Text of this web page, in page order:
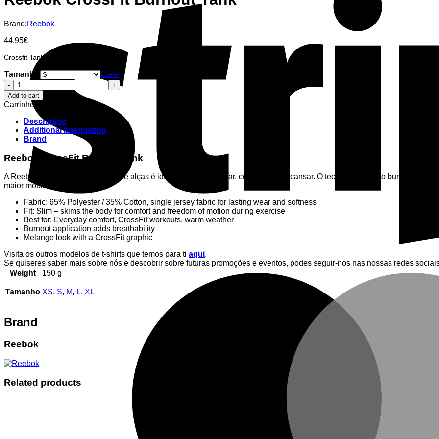
Brand:Reebok
44.95€
Crossfit Tank with a soft Burnout
Tamanho
Clear
Reebok
CrossFit
Burnout
Tank
quantity
Add to cart
Carrinho
Description
Additional information
Brand
Reebok CrossFit Burnout Tank
A Reebok CrossFit Burnout Tank de alças é ideal tanto para treinar, como para descansar. O tecido, com efeito burnout
maior mobilidade nos braços.
Fabric: 65% Polyester / 35% Cotton, single jersey fabric for lasting wear and softness
Fit: Slim – skims the body for comfort and freedom of motion during exercise
Best for: Everyday comfort, CrossFit workouts, warm weather
Burnout application adds breathability
Melange look with a CrossFit graphic
Visita os outros modelos de t-shirts que temos para ti aqui.
Se quiseres saber mais sobre nós e descobrir sobre futuras promoções e eventos, podes seguir-nos nas nossas redes
Weight
150 g
Tamanho XS, S, M, L, XL
Brand
Reebok
Related products